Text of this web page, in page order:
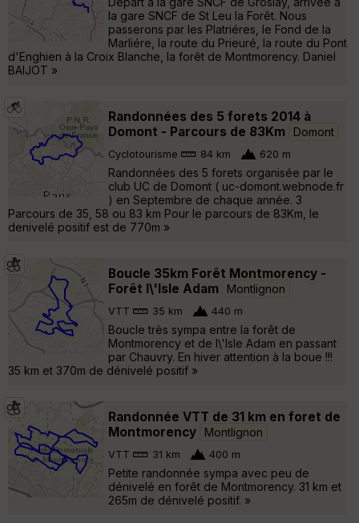
la gare SNCF de St Leu la Forêt. Nous
passerons par les Platriéres, le Fond de la
Marliére, la route du Prieuré, la route du Pont
d'Enghien à la Croix Blanche, la forêt de Montmorency. Daniel
BAIJOT »
Randonnées des 5 forets 2014 à
Domont - Parcours de 83Km
Domont
Cyclotourisme 84 km 620 m
Randonnées des 5 forets organisée par le
club UC de Domont ( uc-domont.webnode.fr
) en Septembre de chaque année. 3
Parcours de 35, 58 ou 83 km Pour le parcours de 83Km, le
denivelé positif est de 770m »
Boucle 35km Forêt Montmorency -
Forêt l\'Isle Adam
Montlignon
VTT 35 km 440 m
Boucle très sympa entre la forêt de
Montmorency et de l\'Isle Adam en passant
par Chauvry. En hiver attention à la boue !!!
35 km et 370m de dénivelé positif »
Randonnée VTT de 31 km en foret de
Montmorency
Montlignon
VTT 31 km 400 m
Petite randonnée sympa avec peu de
dénivelé en forêt de Montmorency. 31 km et
265m de dénivelé positif. »